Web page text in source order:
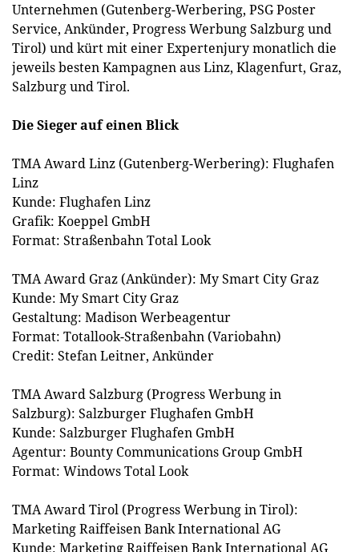
Unternehmen (Gutenberg-Werbering, PSG Poster
Service, Ankünder, Progress Werbung Salzburg und
Tirol) und kürt mit einer Expertenjury monatlich die
jeweils besten Kampagnen aus Linz, Klagenfurt, Graz,
Salzburg und Tirol.
Die Sieger auf einen Blick
TMA Award Linz (Gutenberg-Werbering): Flughafen
Linz
Kunde: Flughafen Linz
Grafik: Koeppel GmbH
Format: Straßenbahn Total Look
TMA Award Graz (Ankünder): My Smart City Graz
Kunde: My Smart City Graz
Gestaltung: Madison Werbeagentur
Format: Totallook-Straßenbahn (Variobahn)
Credit: Stefan Leitner, Ankünder
TMA Award Salzburg (Progress Werbung in
Salzburg): Salzburger Flughafen GmbH
Kunde: Salzburger Flughafen GmbH
Agentur: Bounty Communications Group GmbH
Format: Windows Total Look
TMA Award Tirol (Progress Werbung in Tirol):
Marketing Raiffeisen Bank International AG
Kunde: Marketing Raiffeisen Bank International AG